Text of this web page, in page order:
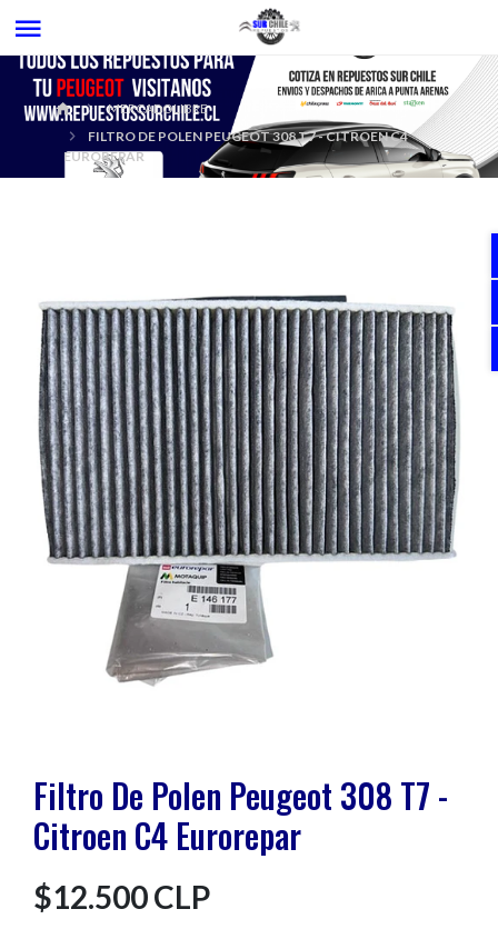
MERCADOLIBRE
FILTRO DE POLEN PEUGEOT 308 T7 - CITROEN C4
EUROREPAR
Filtro De Polen Peugeot 308 T7 -
Citroen C4 Eurorepar
$12.500 CLP